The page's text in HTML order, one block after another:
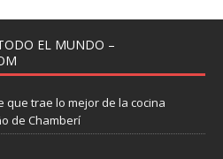
EL MUNDO –
trae lo mejor de la cocina
de Chamberí